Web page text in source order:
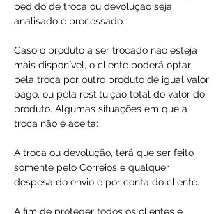
pedido de troca ou devolução seja
analisado e processado.
Caso o produto a ser trocado não esteja
mais disponível, o cliente poderá optar
pela troca por outro produto de igual valor
pago, ou pela restituição total do valor do
produto. Algumas situações em que a
troca não é aceita:
A troca ou devolução, terá que ser feito
somente pelo Correios e qualquer
despesa do envio é por conta do cliente.
A fim de proteger todos os clientes e